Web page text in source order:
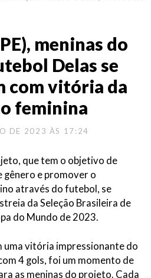
meninas do
Delas se
com vitória da
feminina
DE 2023 ÀS 17:24
que tem o objetivo de
gênero e promover o
através do futebol, se
da Seleção Brasileira de
do Mundo de 2023.
uma vitória impressionante do
4 gols, foi um momento de
as meninas do projeto. Cada